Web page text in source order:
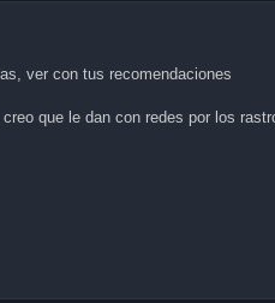
ver con tus recomendaciones
que le dan con redes por los